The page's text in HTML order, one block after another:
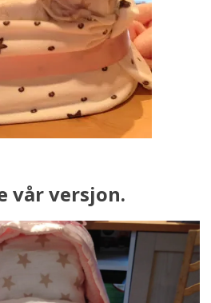
vår versjon.